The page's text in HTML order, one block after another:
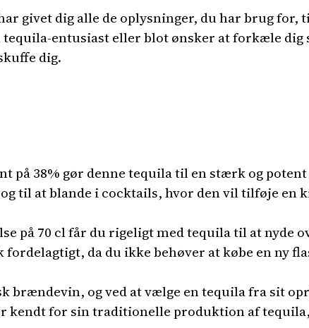
givet dig alle de oplysninger, du har brug for,
tequila-entusiast eller blot ønsker at forkæle dig
dig.
på 38% gør denne tequila til en stærk og
til at blande i cocktails, hvor den vil tilføje en
på 70 cl får du rigeligt med tequila til at nyde
da du ikke behøver at købe en ny
brændevin, og ved at vælge en tequila fra sit
kendt for sin traditionelle produktion af